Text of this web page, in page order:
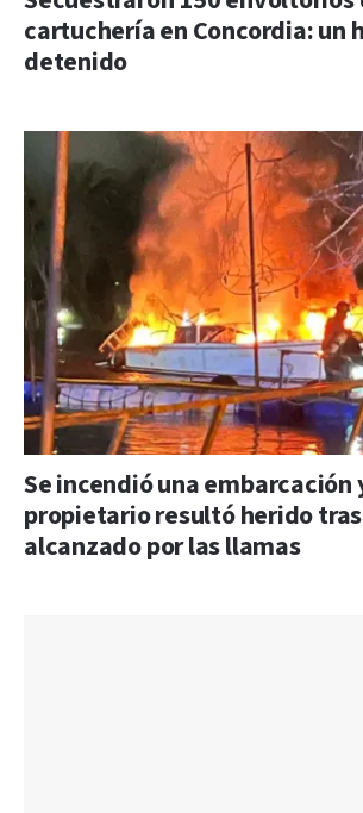
cartuchería en Concordia: un
detenido
Se incendió una embarcación
propietario resultó herido
alcanzado por las llamas